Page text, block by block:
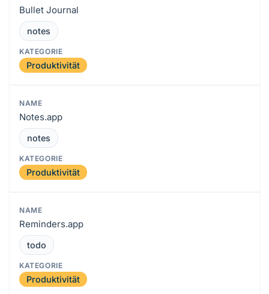
Bullet Journal
notes
Produktivität
Notes.app
notes
Produktivität
Reminders.app
todo
Produktivität